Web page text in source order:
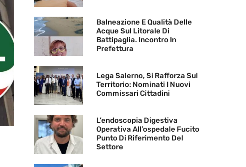
Balneazione E Qualità Delle
Acque Sul Litorale Di
Battipaglia. Incontro In
Prefettura
Lega Salerno, Si Rafforza Sul
Territorio: Nominati I Nuovi
Commissari Cittadini
L’endoscopia Digestiva
Operativa All’ospedale Fucito
Punto Di Riferimento Del
Settore